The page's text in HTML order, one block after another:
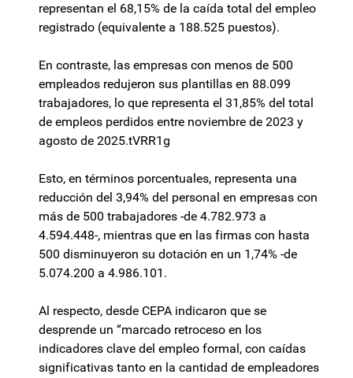
representan el 68,15% de la caída total del empleo
registrado (equivalente a 188.525 puestos).
En contraste, las empresas con menos de 500
empleados redujeron sus plantillas en 88.099
trabajadores, lo que representa el 31,85% del total
de empleos perdidos entre noviembre de 2023 y
agosto de 2025.tVRR1g
Esto, en términos porcentuales, representa una
reducción del 3,94% del personal en empresas con
más de 500 trabajadores -de 4.782.973 a
4.594.448-, mientras que en las firmas con hasta
500 disminuyeron su dotación en un 1,74% -de
5.074.200 a 4.986.101.
Al respecto, desde CEPA indicaron que se
desprende un “marcado retroceso en los
indicadores clave del empleo formal, con caídas
significativas tanto en la cantidad de empleadores